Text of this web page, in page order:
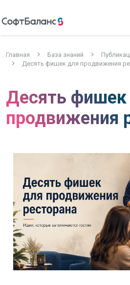
Главная База знаний
Десять фишек для продвижения
Десять фишек
продвижения